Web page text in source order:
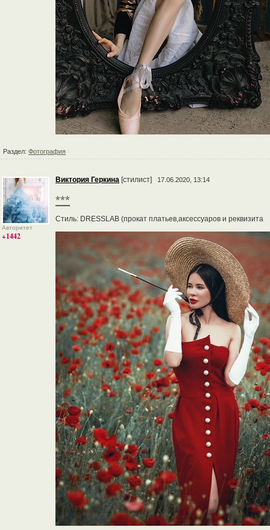
Раздел: Фотография
Авторитет
+1442
Виктория Геркина [стилист] 17.06.2020, 13:14
***
Стиль: DRESSLAB (прокат платьев,аксессуаров и реквизита